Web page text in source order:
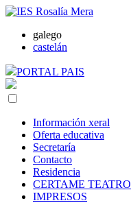
galego
castelán
PORTAL PAIS
Información xeral
Oferta educativa
Secretaría
Contacto
Residencia
CERTAME TEATRO
IMPRESOS